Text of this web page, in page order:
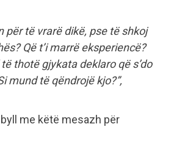
për të vrarë dikë, pse të shkoj
Që t’i marrë eksperiencë?
thotë gjykata deklaro që s’do
mund të qëndrojë kjo?”,
me këtë mesazh për